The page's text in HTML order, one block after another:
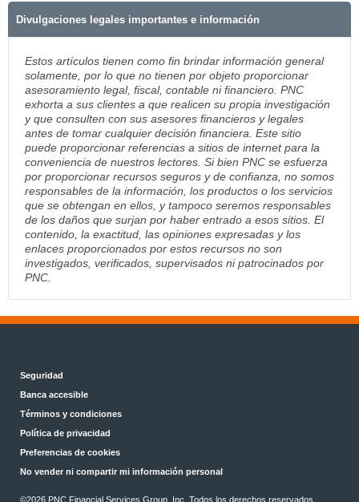
Divulgaciones legales importantes e información
Estos artículos tienen como fin brindar información general
solamente, por lo que no tienen por objeto proporcionar
asesoramiento legal, fiscal, contable ni financiero. PNC
exhorta a sus clientes a que realicen su propia investigación
y que consulten con sus asesores financieros y legales
antes de tomar cualquier decisión financiera. Este sitio
puede proporcionar referencias a sitios de internet para la
conveniencia de nuestros lectores. Si bien PNC se esfuerza
por proporcionar recursos seguros y de confianza, no somos
responsables de la información, los productos o los servicios
que se obtengan en ellos, y tampoco seremos responsables
de los daños que surjan por haber entrado a esos sitios. El
contenido, la exactitud, las opiniones expresadas y los
enlaces proporcionados por estos recursos no son
investigados, verificados, supervisados ni patrocinados por
PNC.
Seguridad
Banca accesible
Términos y condiciones
Política de privacidad
Preferencias de cookies
No vender ni compartir mi información personal
©2026 PNC Financial Services Group, Inc. Todos los derechos reservados.